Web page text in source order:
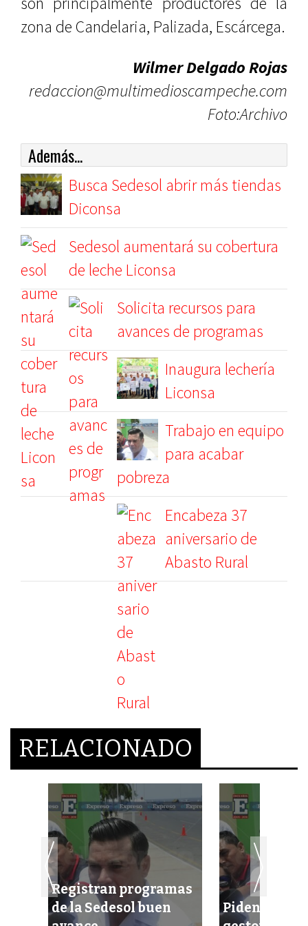
zona de Candelaria, Palizada, Escárcega.
Wilmer Delgado Rojas
redaccion@multimedioscampeche.com
Foto:Archivo
Además...
Busca Sedesol abrir más tiendas
Diconsa
Sedesol aumentará su cobertura
de leche Liconsa
Solicita recursos para
avances de programas
Inaugura lechería
Liconsa
Trabajo en equipo
para acabar
pobreza
Encabeza 37
aniversario de
Abasto Rural
RELACIONADO
Registran programas
de la Sedesol buen
Piden